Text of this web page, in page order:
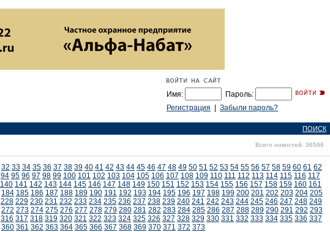
Имя:
Пароль:
Регистрация
Забыли пароль?
ПОИСК
Всего новостей: 36596
32 33 34 35 36 37 38 39 40 41 42 43 44 45 46 47 48 49 50 51 52 53 54 55 56 57 58 59 60 61 62
94 95 96 97 98 99 100 101 102 103 104 105 106 107 108 109 110 111 112 113 114 115 116 117
140 141 142 143 144 145 146 147 148 149 150 151 152 153 154 155 156 157 158 159 160 161
184 185 186 187 188 189 190 191 192 193 194 195 196 197 198 199 200 201 202 203 204 205
228 229 230 231 232 233 234 235 236 237 238 239 240 241 242 243 244 245 246 247 248 249
272 273 274 275 276 277 278 279 280 281 282 283 284 285 286 287 288 289 290 291 292 293
316 317 318 319 320 321 322 323 324 325 326 327 328 329 330 331 332 333 334 335 336 337
360 361 362 363 364 365 366 367 368 369 370 371 372 373